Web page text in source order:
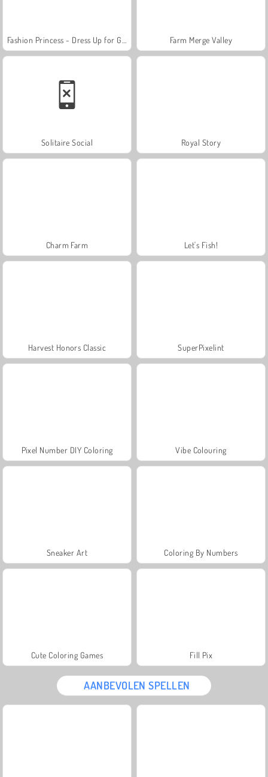
Farm Merge Valley
Solitaire Social Royal Story
Charm Farm Let's Fish!
Harvest Honors Classic SuperPixelint
Pixel Number DIY Coloring Vibe Colouring
Sneaker Art Coloring By Numbers
Cute Coloring Games Fill Pix
AANBEVOLEN SPELLEN